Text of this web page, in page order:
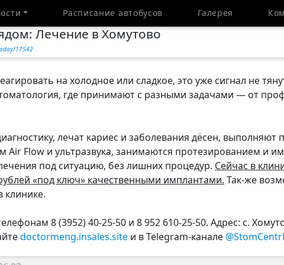
Расписание автобусов Галерея
Лечение в Хомутово
17542
на холодное или сладкое, это уже сигнал не
где принимают с разными задачами — от
лечат кариес и заболевания дёсен,
Air Flow и ультразвука, занимаются протезированием и
под ситуацию, без лишних процедур. Сейчас в
«под ключ» качественными имплантами. Так-же
клинике.
8 (3952) 40-25-50 и 8 952 610-25-50. Адрес: с.
doctormeng.insales.site и в Telegram-канале